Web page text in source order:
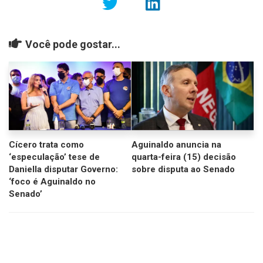
Você pode gostar...
Cícero trata como
‘especulação’ tese de
Daniella disputar Governo:
‘foco é Aguinaldo no
Senado’
Aguinaldo anuncia na
quarta-feira (15) decisão
sobre disputa ao Senado